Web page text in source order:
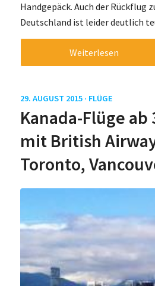
Handgepäck. Auch der Rückflug
Deutschland ist leider deutlich
Weiterlesen
29. AUGUST 2015 · FLÜGE
Kanada-Flüge ab
mit British
Toronto,